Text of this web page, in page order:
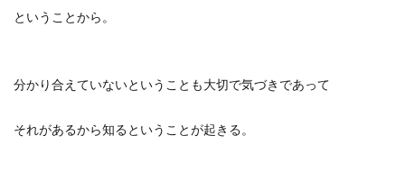
ということから。
分かり合えていないということも大切で気づきであって
それがあるから知るということが起きる。